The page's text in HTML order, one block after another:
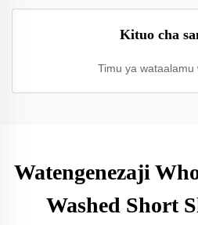
Kituo cha
Timu ya wataalamu
Watengenezaji
Washed Short